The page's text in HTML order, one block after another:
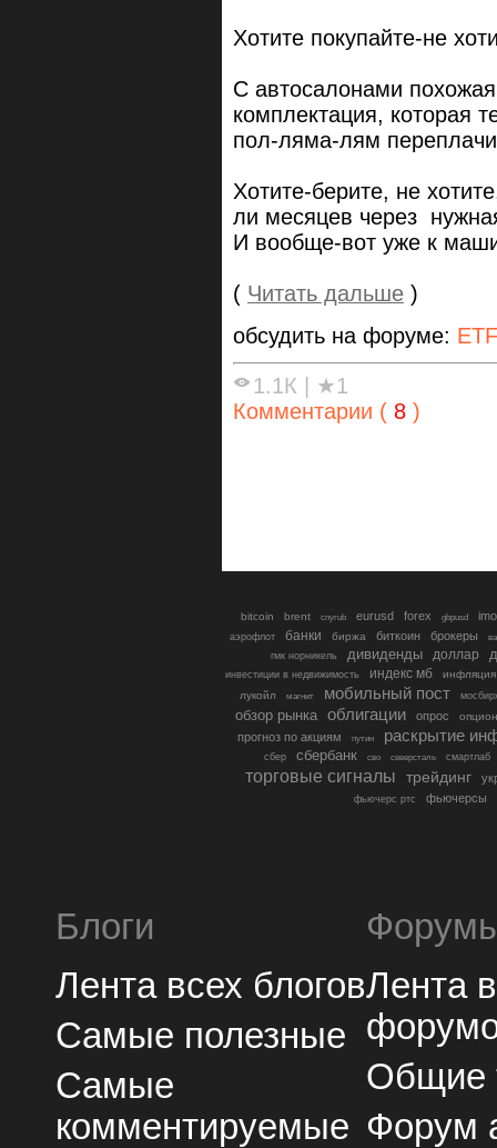
Хотите покупайте-не
С автосалонами
комплектация, которая
пол-ляма-лям
Хотите-берите, не
ли месяцев через
И вообще-вот уже к
( Читать дальше )
обсудить на форуме: ETF
1.1К
★1
Комментарии ( 8 )
bitcoin brent cnyrub eurusd forex gbpusd
аэрофлот банки биржа биткоин брокеры
гмк норникель
дивиденды доллар
инвестиции в недвижимость индекс мб
инфляция
лукойл
магнит мобильный пост
обзор рынка облигации опрос
прогноз по акциям путин раскрытие
сбер сбербанк сво северсталь смартлаб
торговые сигналы трейдинг
фьючерс ртс фьючерсы
Блоги
Лента всех блогов
Самые полезные
Самые
комментируемые
Лента
Общие
Форум